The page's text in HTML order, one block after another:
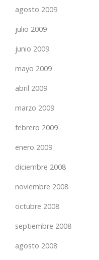
agosto 2009
julio 2009
junio 2009
mayo 2009
abril 2009
marzo 2009
febrero 2009
enero 2009
diciembre 2008
noviembre 2008
octubre 2008
septiembre 2008
agosto 2008